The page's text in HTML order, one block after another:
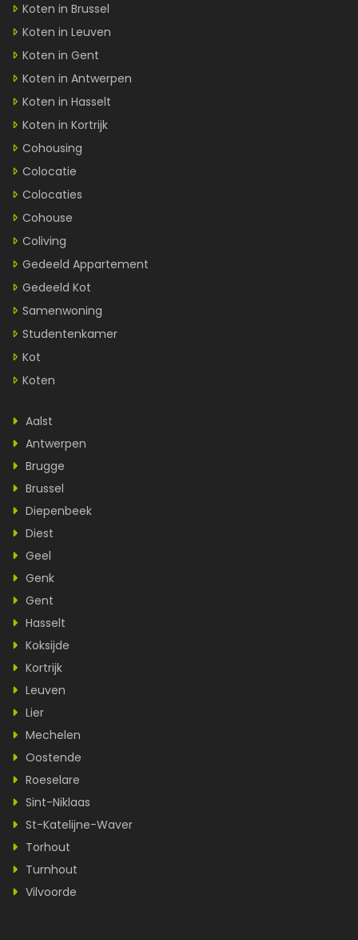
Koten in Brussel
Koten in Leuven
Koten in Gent
Koten in Antwerpen
Koten in Hasselt
Koten in Kortrijk
Cohousing
Colocatie
Colocaties
Cohouse
Coliving
Gedeeld Appartement
Gedeeld Kot
Samenwoning
Studentenkamer
Kot
Koten
Aalst
Antwerpen
Brugge
Brussel
Diepenbeek
Diest
Geel
Genk
Gent
Hasselt
Koksijde
Kortrijk
Leuven
Lier
Mechelen
Oostende
Roeselare
Sint-Niklaas
St-Katelijne-Waver
Torhout
Turnhout
Vilvoorde